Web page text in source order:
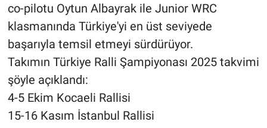
co-pilotu Oytun Albayrak ile Junior WRC
klasmanında Türkiye'yi en üst seviyede
başarıyla temsil etmeyi sürdürüyor.
Takımın Türkiye Ralli Şampiyonası 2025 takvimi
şöyle açıklandı:
4-5 Ekim Kocaeli Rallisi
15-16 Kasım İstanbul Rallisi